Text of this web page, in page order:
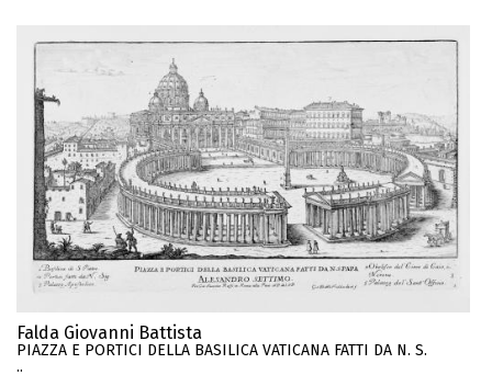
Falda Giovanni Battista
PIAZZA E PORTICI DELLA BASILICA VATICANA FATTI DA N. S.
..